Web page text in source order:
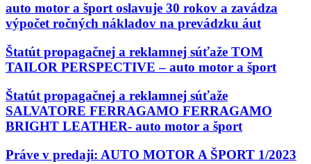
auto motor a šport oslavuje 30 rokov a zavádza
výpočet ročných nákladov na prevádzku áut
Štatút propagačnej a reklamnej súťaže TOM
TAILOR PERSPECTIVE – auto motor a šport
Štatút propagačnej a reklamnej súťaže
SALVATORE FERRAGAMO FERRAGAMO
BRIGHT LEATHER- auto motor a šport
Práve v predaji: AUTO MOTOR A ŠPORT 1/2023